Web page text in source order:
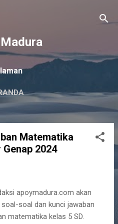
Matematika
2024
apoymadura.com akan
soal dan kunci jawaban
matematika kelas 5 SD.